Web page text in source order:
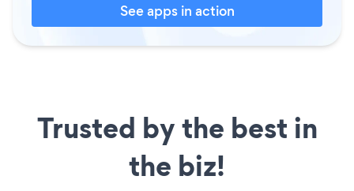
See apps in action
Trusted by the best in
the biz!